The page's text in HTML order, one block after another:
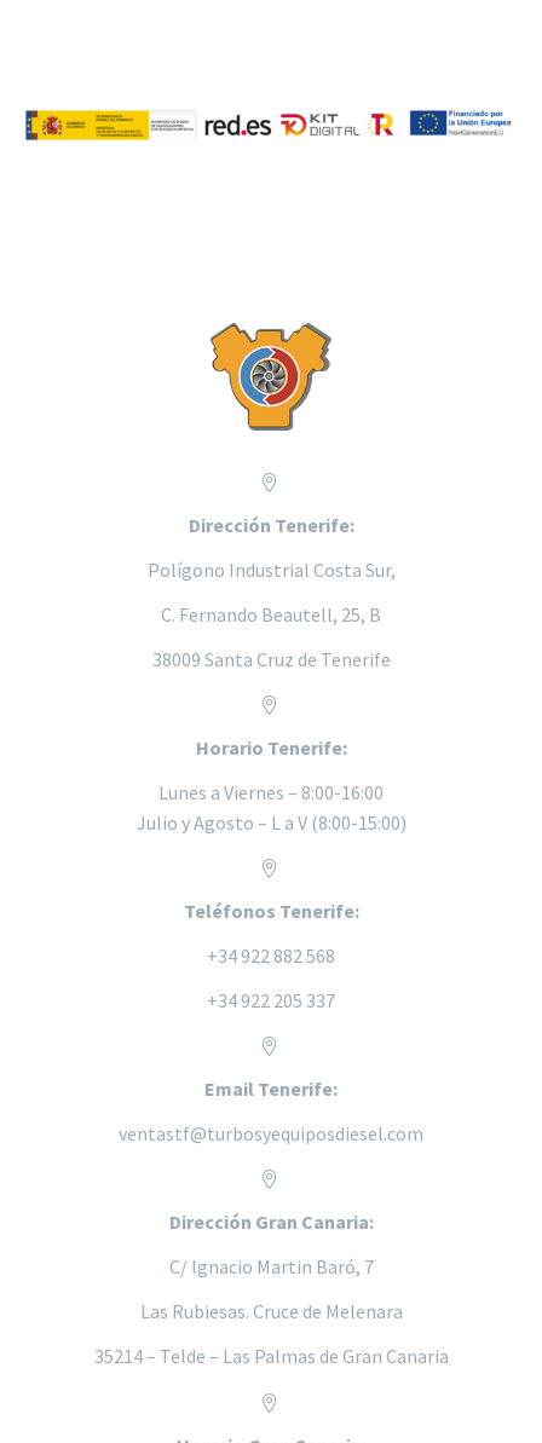


Dirección Tenerife:
Polígono Industrial Costa Sur,
C. Fernando Beautell, 25, B
38009 Santa Cruz de Tenerife


Horario Tenerife:
Lunes a Viernes – 8:00-16:00
Julio y Agosto – L a V (8:00-15:00)


Teléfonos Tenerife:
+34 922 882 568
+34 922 205 337


Email Tenerife:
ventastf@turbosyequiposdiesel.com


Dirección Gran Canaria:
C/ Ignacio Martin Baró, 7
Las Rubiesas. Cruce de Melenara
35214 – Telde – Las Palmas de Gran Canaria

